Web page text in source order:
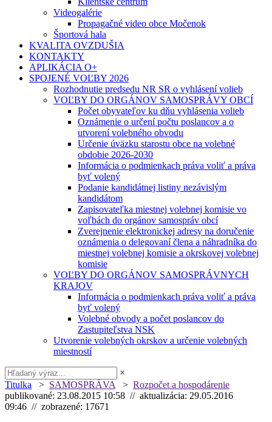
Videogalérie
Propagačné video obce Močenok
Športová hala
KVALITA OVZDUŠIA
KONTAKTY
APLIKÁCIA O+
SPOJENÉ VOĽBY 2026
Rozhodnutie predsedu NR SR o vyhlásení volieb
VOĽBY DO ORGÁNOV SAMOSPRÁVY OBCÍ
Počet obyvateľov ku dňu vyhlásenia volieb
Oznámenie o určení počtu poslancov a o
utvorení volebného obvodu
Určenie úväzku starostu obce na volebné
obdobie 2026-2030
Informácia o podmienkach práva voliť a práva
byť volený
Podanie kandidátnej listiny nezávislým
kandidátom
Zapisovateľka miestnej volebnej komisie vo
voľbách do orgánov samospráv obcí
Zverejnenie elektronickej adresy na doručenie
oznámenia o delegovaní člena a náhradníka do
miestnej volebnej komisie a okrskovej volebnej
komisie
VOĽBY DO ORGÁNOV SAMOSPRÁVNYCH
KRAJOV
Informácia o podmienkach práva voliť a práva
byť volený
Volebné obvody a počet poslancov do
Zastupiteľstva NSK
Utvorenie volebných okrskov a určenie volebných
miestností
×
Titulka > SAMOSPRÁVA > Rozpočet a hospodárenie
publikované: 23.08.2015 10:58 // aktualizácia: 29.05.2016
09:46 // zobrazené: 17671